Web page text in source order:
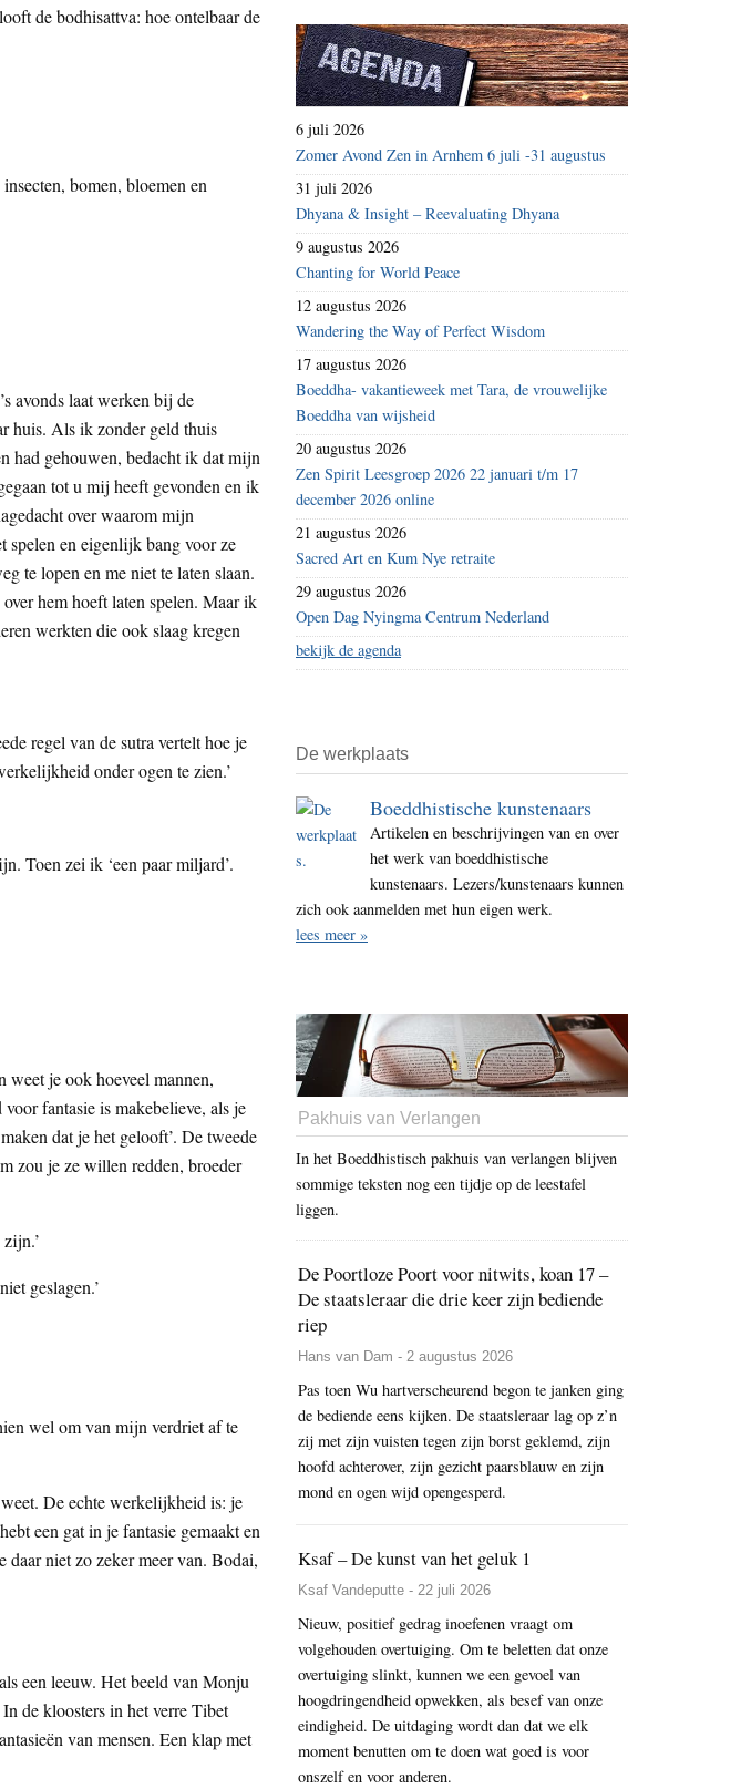
de bodhisattva: hoe ontelbaar de
bomen, bloemen en
avonds laat werken bij de
huis. Als ik zonder geld thuis
had gehouwen, bedacht ik dat mijn
tot u mij heeft gevonden en ik
over waarom mijn
spelen en eigenlijk bang voor ze
te lopen en me niet te laten slaan.
hem hoeft laten spelen. Maar ik
werkten die ook slaag kregen
regel van de sutra vertelt hoe je
onder ogen te zien.’
Toen zei ik ‘een paar miljard’.
weet je ook hoeveel mannen,
fantasie is makebelieve, als je
dat je het gelooft’. De tweede
zou je ze willen redden, broeder
geslagen.’
wel om van mijn verdriet af te
De echte werkelijkheid is: je
een gat in je fantasie gemaakt en
daar niet zo zeker meer van. Bodai,
een leeuw. Het beeld van Monju
de kloosters in het verre Tibet
van mensen. Een klap met
6 juli 2026
Zomer Avond Zen in Arnhem 6 juli -31 augustus
31 juli 2026
Dhyana & Insight – Reevaluating Dhyana
9 augustus 2026
Chanting for World Peace
12 augustus 2026
Wandering the Way of Perfect Wisdom
17 augustus 2026
Boeddha- vakantieweek met Tara, de vrouwelijke
Boeddha van wijsheid
20 augustus 2026
Zen Spirit Leesgroep 2026 22 januari t/m 17
december 2026 online
21 augustus 2026
Sacred Art en Kum Nye retraite
29 augustus 2026
Open Dag Nyingma Centrum Nederland
bekijk de agenda
De werkplaats
Boeddhistische kunstenaars
Artikelen en beschrijvingen van en over
het werk van boeddhistische
kunstenaars. Lezers/kunstenaars kunnen
zich ook aanmelden met hun eigen werk.
lees meer »
Pakhuis van Verlangen
In het Boeddhistisch pakhuis van verlangen blijven
sommige teksten nog een tijdje op de leestafel
liggen.
De Poortloze Poort voor nitwits, koan 17 –
De staatsleraar die drie keer zijn bediende
riep
Hans van Dam - 2 augustus 2026
Pas toen Wu hartverscheurend begon te janken ging
de bediende eens kijken. De staatsleraar lag op z’n
zij met zijn vuisten tegen zijn borst geklemd, zijn
hoofd achterover, zijn gezicht paarsblauw en zijn
mond en ogen wijd opengesperd.
Ksaf – De kunst van het geluk 1
Ksaf Vandeputte - 22 juli 2026
Nieuw, positief gedrag inoefenen vraagt om
volgehouden overtuiging. Om te beletten dat onze
overtuiging slinkt, kunnen we een gevoel van
hoogdringendheid opwekken, als besef van onze
eindigheid. De uitdaging wordt dan dat we elk
moment benutten om te doen wat goed is voor
onszelf en voor anderen.